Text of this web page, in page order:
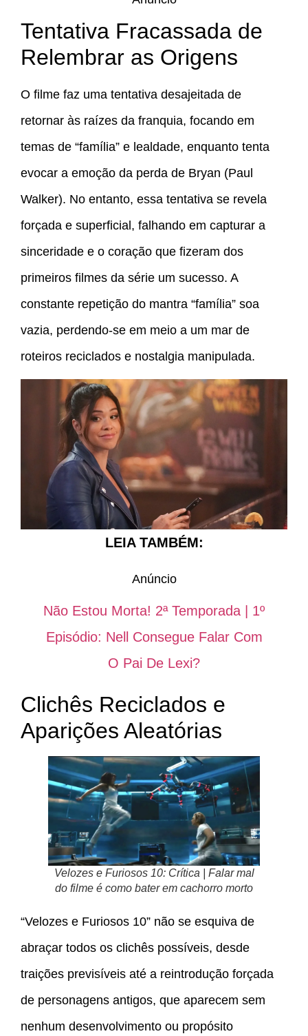
Tentativa Fracassada de
Relembrar as Origens
O filme faz uma tentativa desajeitada de
retornar às raízes da franquia, focando em
temas de “família” e lealdade, enquanto tenta
evocar a emoção da perda de Bryan (Paul
Walker). No entanto, essa tentativa se revela
forçada e superficial, falhando em capturar a
sinceridade e o coração que fizeram dos
primeiros filmes da série um sucesso. A
constante repetição do mantra “família” soa
vazia, perdendo-se em meio a um mar de
roteiros reciclados e nostalgia manipulada.
LEIA TAMBÉM:
Anúncio
Não Estou Morta! 2ª Temporada | 1º
Episódio: Nell Consegue Falar Com
O Pai De Lexi?
Clichês Reciclados e
Aparições Aleatórias
Velozes e Furiosos 10: Crítica | Falar mal
do filme é como bater em cachorro morto
“Velozes e Furiosos 10” não se esquiva de
abraçar todos os clichês possíveis, desde
traições previsíveis até a reintrodução forçada
de personagens antigos, que aparecem sem
nenhum desenvolvimento ou propósito